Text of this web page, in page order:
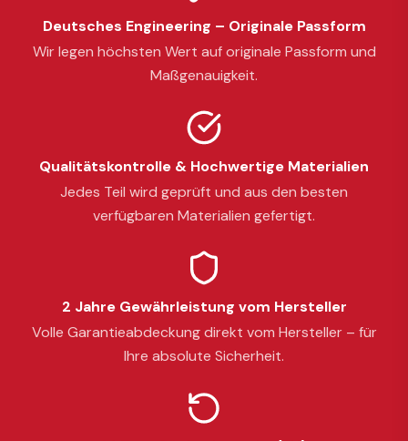
Deutsches Engineering – Originale Passform
Wir legen höchsten Wert auf originale Passform und
Maßgenauigkeit.
Qualitätskontrolle & Hochwertige Materialien
Jedes Teil wird geprüft und aus den besten
verfügbaren Materialien gefertigt.
2 Jahre Gewährleistung vom Hersteller
Volle Garantieabdeckung direkt vom Hersteller – für
Ihre absolute Sicherheit.